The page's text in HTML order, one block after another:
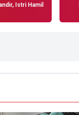
Istri Hamil